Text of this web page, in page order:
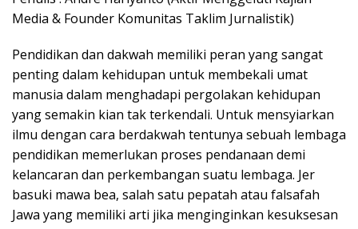
Media & Founder Komunitas Taklim Jurnalistik)
Pendidikan dan dakwah memiliki peran yang sangat
penting dalam kehidupan untuk membekali umat
manusia dalam menghadapi pergolakan kehidupan
yang semakin kian tak terkendali. Untuk mensyiarkan
ilmu dengan cara berdakwah tentunya sebuah lembaga
pendidikan memerlukan proses pendanaan demi
kelancaran dan perkembangan suatu lembaga. Jer
basuki mawa bea, salah satu pepatah atau falsafah
Jawa yang memiliki arti jika menginginkan kesuksesan